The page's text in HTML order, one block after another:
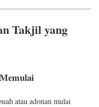
Takjil yang
atau adonan mulai